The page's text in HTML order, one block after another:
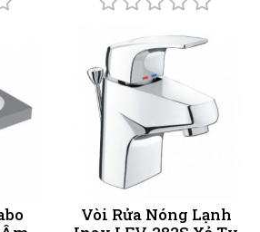
Vòi Rửa Nóng Lạnh